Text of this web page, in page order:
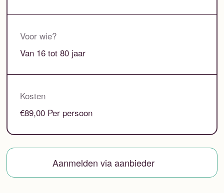
Voor wie?
Van 16 tot 80 jaar
Kosten
€89,00 Per persoon
Aanmelden via aanbieder